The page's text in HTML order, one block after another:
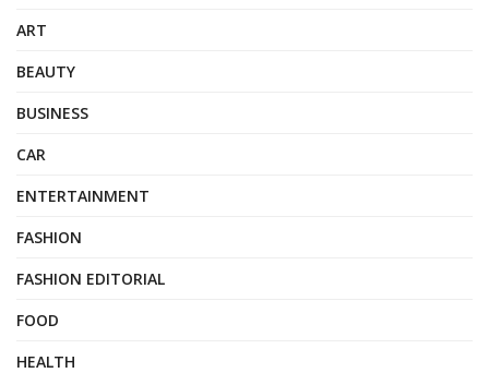
ART
BEAUTY
BUSINESS
CAR
ENTERTAINMENT
FASHION
FASHION EDITORIAL
FOOD
HEALTH